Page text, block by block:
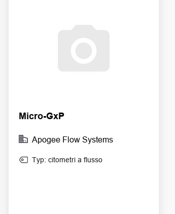
Micro-GxP
Apogee Flow Systems
Typ: citometri a flusso